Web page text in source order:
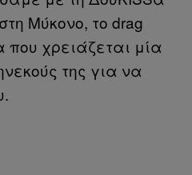
Μύκονο, το drag
χρειάζεται μία
της για να